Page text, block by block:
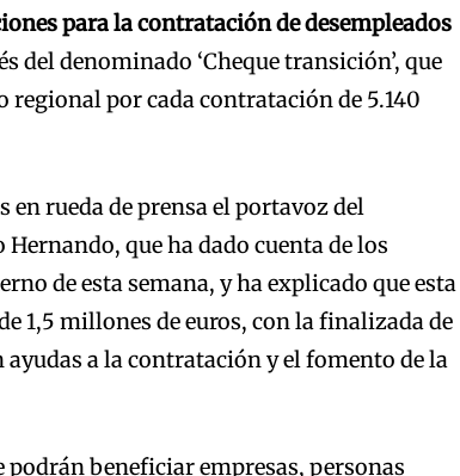
para la contratación de desempleados
del denominado ‘Cheque transición’, que
regional por cada contratación de 5.140
en rueda de prensa el portavoz del
que ha dado cuenta de los
de esta semana, y ha explicado que esta
1,5 millones de euros, con la finalizada de
a la contratación y el fomento de la
podrán beneficiar empresas, personas